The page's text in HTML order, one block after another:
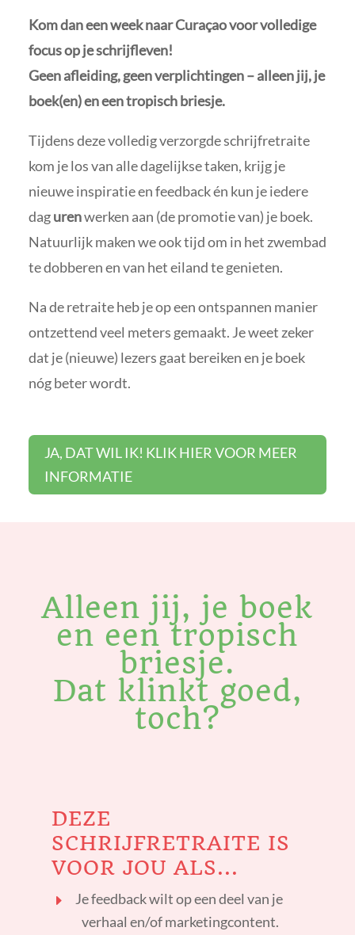
Kom dan een week naar Curaçao voor volledige
focus op je schrijfleven!
Geen afleiding, geen verplichtingen – alleen jij, je
boek(en) en een tropisch briesje.
Tijdens deze volledig verzorgde schrijfretraite
kom je los van alle dagelijkse taken, krijg je
nieuwe inspiratie en feedback én kun je iedere
dagurenwerken aan (de promotie van) je boek.
Natuurlijk maken we ook tijd om in het zwembad
te dobberen en van het eiland te genieten.
Na de retraite heb je op een ontspannen manier
ontzettend veel meters gemaakt. Je weet zeker
dat je (nieuwe) lezers gaat bereiken en je boek
nóg beter wordt.
JA, DAT WIL IK! KLIK HIER VOOR MEER
INFORMATIE
Alleen jij, je boek
en een tropisch
briesje.
Dat klinkt goed,
toch?
DEZE
SCHRIJFRETRAITE IS
VOOR JOU ALS...
Je feedback wilt op een deel van je
verhaal en/of marketingcontent.